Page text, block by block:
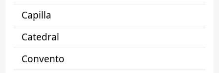
Capilla
Catedral
Convento